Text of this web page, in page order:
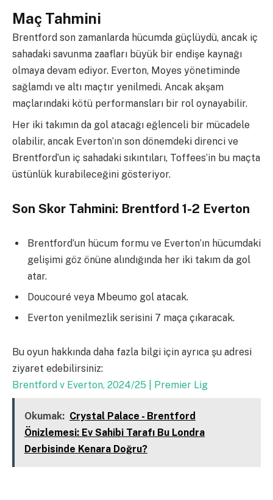
Maç Tahmini
Brentford son zamanlarda hücumda güçlüydü, ancak iç
sahadaki savunma zaafları büyük bir endişe kaynağı
olmaya devam ediyor. Everton, Moyes yönetiminde
sağlamdı ve altı maçtır yenilmedi. Ancak akşam
maçlarındaki kötü performansları bir rol oynayabilir.
Her iki takımın da gol atacağı eğlenceli bir mücadele
olabilir, ancak Everton’ın son dönemdeki direnci ve
Brentford’un iç sahadaki sıkıntıları, Toffees’in bu maçta
üstünlük kurabileceğini gösteriyor.
Son Skor Tahmini: Brentford 1-2 Everton
Brentford’un hücum formu ve Everton’ın hücumdaki
gelişimi göz önüne alındığında her iki takım da gol
atar.
Doucouré veya Mbeumo gol atacak.
Everton yenilmezlik serisini 7 maça çıkaracak.
Bu oyun hakkında daha fazla bilgi için ayrıca şu adresi
ziyaret edebilirsiniz:
Brentford v Everton, 2024/25 | Premier Lig
Okumak: Crystal Palace - Brentford
Önizlemesi: Ev Sahibi Tarafı Bu Londra
Derbisinde Kenara Doğru?